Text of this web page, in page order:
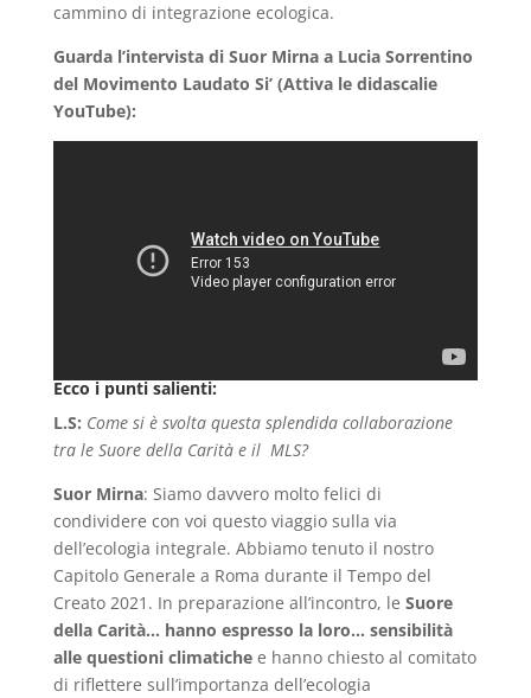
cammino di integrazione ecologica.
Guarda l’intervista di Suor Mirna a Lucia Sorrentino
del Movimento Laudato Si’ (Attiva le didascalie
YouTube):
Ecco i punti salienti:
L.S: Come si è svolta questa splendida collaborazione
tra le Suore della Carità e il MLS?
Suor Mirna: Siamo davvero molto felici di
condividere con voi questo viaggio sulla via
dell’ecologia integrale. Abbiamo tenuto il nostro
Capitolo Generale a Roma durante il Tempo del
Creato 2021. In preparazione all’incontro, le Suore
della Carità… hanno espresso la loro… sensibilità
alle questioni climatichee hanno chiesto al comitato
di riflettere sull’importanza dell’ecologia